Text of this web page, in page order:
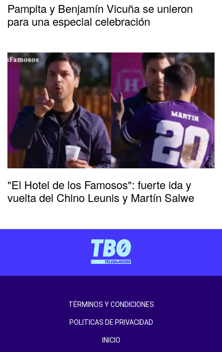
Pampita y Benjamín Vicuña se unieron
para una especial celebración
"El Hotel de los Famosos": fuerte ida y
vuelta del Chino Leunis y Martín Salwe
TÉRMINOS Y CONDICIONES
POLITICAS DE PRIVACIDAD
INICIO